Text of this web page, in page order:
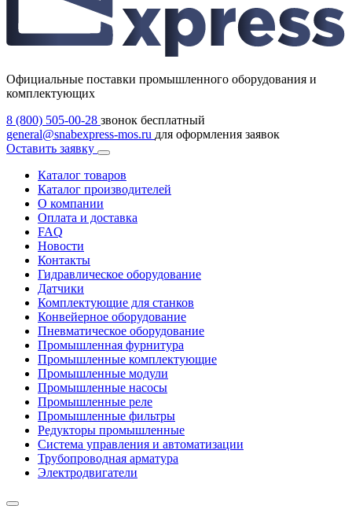
Официальные поставки промышленного оборудования и
комплектующих
8 (800) 505-00-28 звонок бесплатный
general@snabexpress-mos.ru для оформления заявок
Оставить заявку
Каталог товаров
Каталог производителей
О компании
Оплата и доставка
FAQ
Новости
Контакты
Гидравлическое оборудование
Датчики
Комплектующие для станков
Конвейерное оборудование
Пневматическое оборудование
Промышленная фурнитура
Промышленные комплектующие
Промышленные модули
Промышленные насосы
Промышленные реле
Промышленные фильтры
Редукторы промышленные
Система управления и автоматизации
Трубопроводная арматура
Электродвигатели